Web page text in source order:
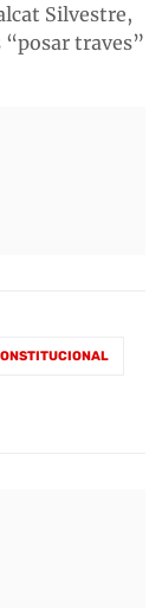
Silvestre,
“posar traves”